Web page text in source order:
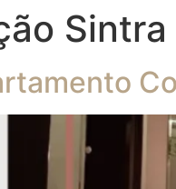
Sintra